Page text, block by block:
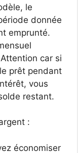
le
donnée
emprunté.
car si
prêt pendant
vous
restant.
:
économiser